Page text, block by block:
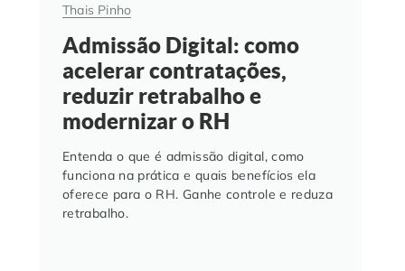
Thais Pinho
Admissão Digital: como
acelerar contratações,
reduzir retrabalho e
modernizar o RH
Entenda o que é admissão digital, como
funciona na prática e quais benefícios ela
oferece para o RH. Ganhe controle e reduza
retrabalho.